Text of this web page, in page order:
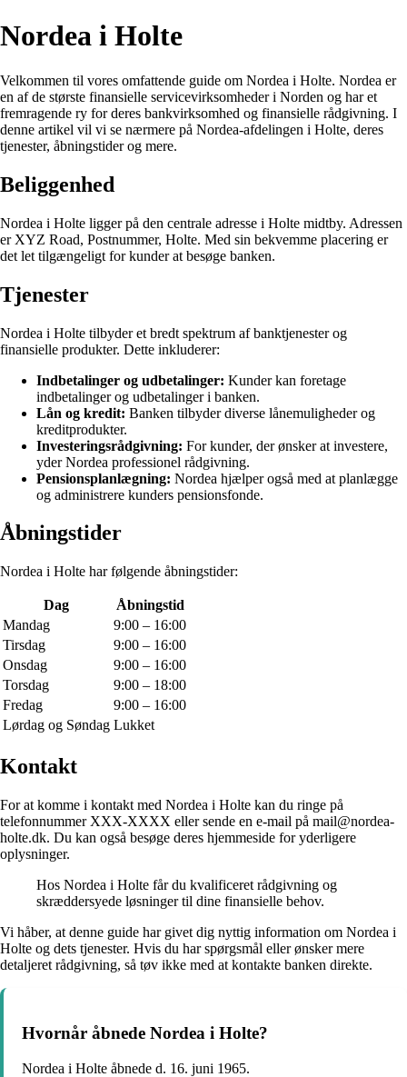
Nordea i Holte
Velkommen til vores omfattende guide om Nordea i Holte. Nordea er
en af de største finansielle servicevirksomheder i Norden og har et
fremragende ry for deres bankvirksomhed og finansielle rådgivning. I
denne artikel vil vi se nærmere på Nordea-afdelingen i Holte, deres
tjenester, åbningstider og mere.
Beliggenhed
Nordea i Holte ligger på den centrale adresse i Holte midtby. Adressen
er XYZ Road, Postnummer, Holte. Med sin bekvemme placering er
det let tilgængeligt for kunder at besøge banken.
Tjenester
Nordea i Holte tilbyder et bredt spektrum af banktjenester og
finansielle produkter. Dette inkluderer:
Indbetalinger og udbetalinger: Kunder kan foretage
indbetalinger og udbetalinger i banken.
Lån og kredit: Banken tilbyder diverse lånemuligheder og
kreditprodukter.
Investeringsrådgivning: For kunder, der ønsker at investere,
yder Nordea professionel rådgivning.
Pensionsplanlægning: Nordea hjælper også med at planlægge
og administrere kunders pensionsfonde.
Åbningstider
Nordea i Holte har følgende åbningstider:
Dag
Åbningstid
Mandag
9:00 – 16:00
Tirsdag
9:00 – 16:00
Onsdag
9:00 – 16:00
Torsdag
9:00 – 18:00
Fredag
9:00 – 16:00
Lørdag og Søndag Lukket
Kontakt
For at komme i kontakt med Nordea i Holte kan du ringe på
telefonnummer XXX-XXXX eller sende en e-mail på mail@nordea-
holte.dk. Du kan også besøge deres hjemmeside for yderligere
oplysninger.
Hos Nordea i Holte får du kvalificeret rådgivning og
skræddersyede løsninger til dine finansielle behov.
Vi håber, at denne guide har givet dig nyttig information om Nordea i
Holte og dets tjenester. Hvis du har spørgsmål eller ønsker mere
detaljeret rådgivning, så tøv ikke med at kontakte banken direkte.
Hvornår åbnede Nordea i Holte?
Nordea i Holte åbnede d. 16. juni 1965.